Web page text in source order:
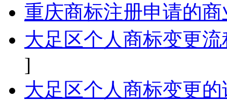
重庆商标注册申请的
大足区个人商标变更
]
大足区个人商标变更